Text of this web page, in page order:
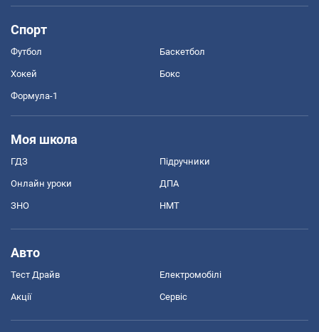
Спорт
Футбол Баскетбол
Хокей Бокс
Формула-1
Моя школа
ГДЗ Підручники
Онлайн уроки ДПА
ЗНО НМТ
Авто
Тест Драйв Електромобілі
Акції Сервіс